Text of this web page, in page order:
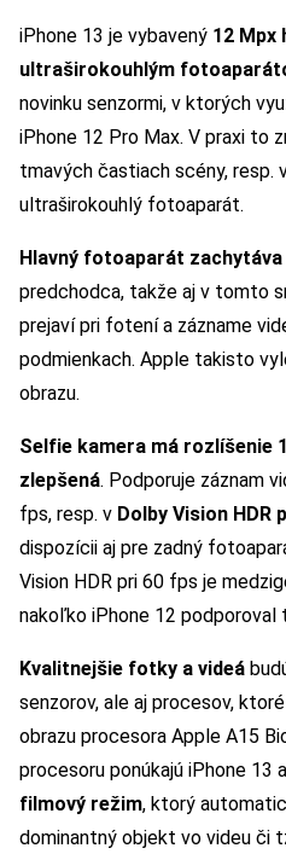
iPhone 13 je vybavený 12 Mpx
ultraširokouhlým
novinku senzormi, v ktorých
iPhone 12 Pro Max. V praxi to
tmavých častiach scény, resp.
ultraširokouhlý fotoaparát.
Hlavný fotoaparát
predchodca, takže aj v tomto
prejaví pri fotení a zázname
podmienkach. Apple takisto
obrazu.
Selfie kamera má rozlíšenie
zlepšená. Podporuje záznam
fps, resp. v Dolby Vision HDR
dispozícii aj pre zadný
Vision HDR pri 60 fps je
nakoľko iPhone 12 podporoval
Kvalitnejšie fotky a videá
senzorov, ale aj procesov,
obrazu procesora Apple A15
procesoru ponúkajú iPhone 13
filmový režim, ktorý
dominantný objekt vo videu či